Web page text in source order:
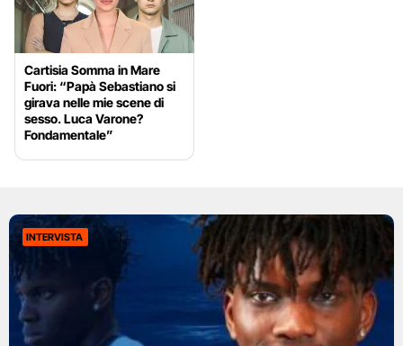
Cartisia Somma in Mare
Fuori: “Papà Sebastiano si
girava nelle mie scene di
sesso. Luca Varone?
Fondamentale”
INTERVISTA